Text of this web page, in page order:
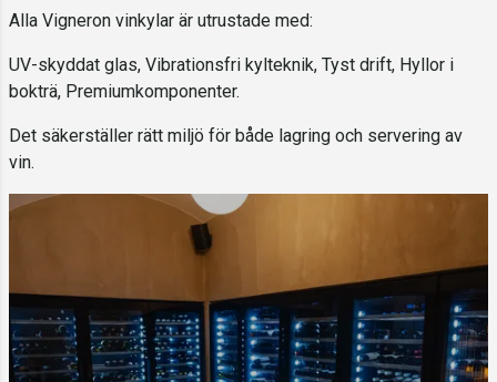
Alla Vigneron vinkylar är utrustade med:
UV-skyddat glas, Vibrationsfri kylteknik, Tyst drift, Hyllor i
bokträ, Premiumkomponenter.
Det säkerställer rätt miljö för både lagring och servering av
vin.